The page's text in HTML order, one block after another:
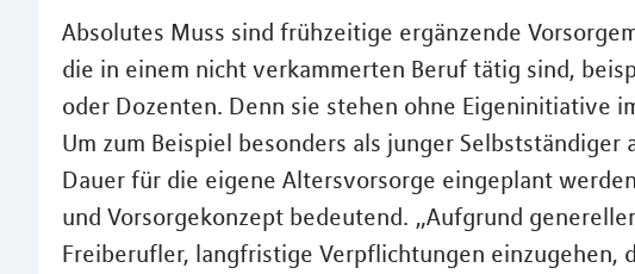
Absolutes Muss sind frühzeitige ergänzende
die in einem nicht verkammerten Beruf tätig sind,
oder Dozenten. Denn sie stehen ohne Eigeninitiative
Um zum Beispiel besonders als junger
Dauer für die eigene Altersvorsorge eingeplant
und Vorsorgekonzept bedeutend. „Aufgrund
Freiberufler, langfristige Verpflichtungen einzugehen,